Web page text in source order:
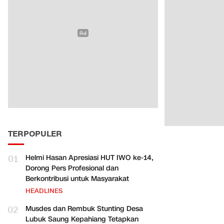
TERPOPULER
01
Helmi Hasan Apresiasi HUT IWO ke-14,
Dorong Pers Profesional dan
Berkontribusi untuk Masyarakat
HEADLINES
02
Musdes dan Rembuk Stunting Desa
Lubuk Saung Kepahiang Tetapkan